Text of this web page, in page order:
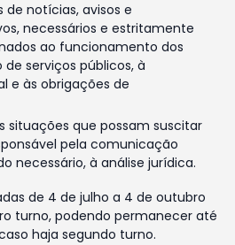
notícias, avisos e
necessários e estritamente
ao funcionamento dos
serviços públicos, à
e às obrigações de
situações que possam suscitar
pela comunicação
necessário, à análise jurídica.
de 4 de julho a 4 de outubro
turno, podendo permanecer até
haja segundo turno.